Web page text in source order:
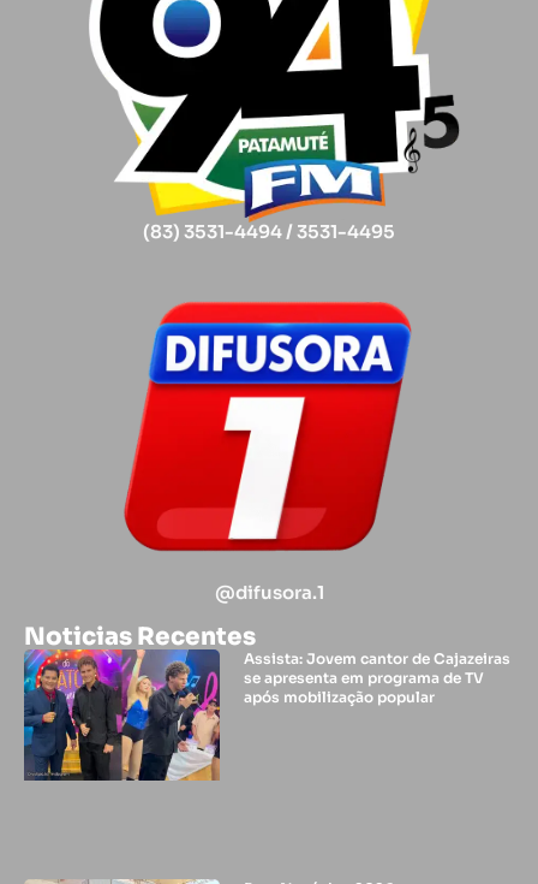
(83) 3531-4494 / 3531-4495
@difusora.1
Noticias Recentes
Assista: Jovem cantor de Cajazeiras
se apresenta em programa de TV
após mobilização popular